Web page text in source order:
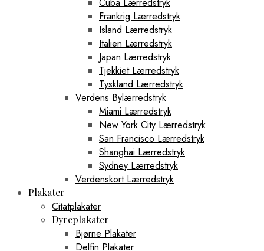
Cuba Lærredstryk
Frankrig Lærredstryk
Island Lærredstryk
Italien Lærredstryk
Japan Lærredstryk
Tjekkiet Lærredstryk
Tyskland Lærredstryk
Verdens Bylærredstryk
Miami Lærredstryk
New York City Lærredstryk
San Francisco Lærredstryk
Shanghai Lærredstryk
Sydney Lærredstryk
Verdenskort Lærredstryk
Plakater
Citatplakater
Dyreplakater
Bjørne Plakater
Delfin Plakater